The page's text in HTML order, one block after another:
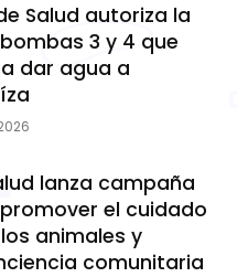
Salud autoriza la
3 y 4 que
dar agua a
lanza campaña
el cuidado
animales y
comunitaria